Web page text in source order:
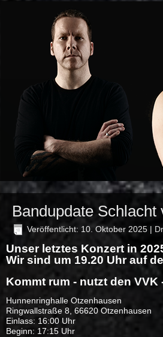
Bandupdate
Veröffentlicht: 10. Oktober 2025 |
Unser letztes Konzert in
Wir sind um 19.20 Uhr auf
Kommt rum - nutzt den VVK
Hunnenringhalle Otzenhausen
Ringwallstraße 8, 66620 Otzenhausen
Einlass: 16:00 Uhr
Beginn: 17:15 Uhr